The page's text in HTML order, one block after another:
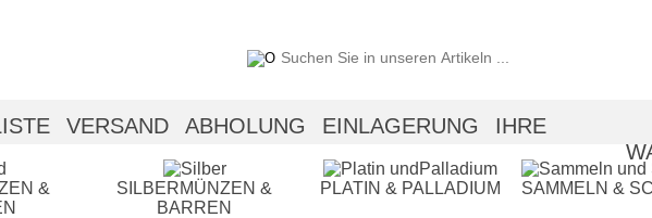
VERSAND ABHOLUNG EINLAGERUNG
IHRE
&
SILBERMÜNZEN &
BARREN
PLATIN & PALLADIUM SAMMELN &